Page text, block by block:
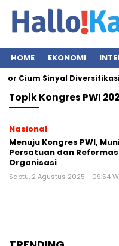
HOME EKONOMI
Cium Sinyal
TopikKongres PWI
Nasional
Menuju Kongres PWI,
Persatuan dan
Organisasi
Sabtu, 2 Agustus 2025 - 09:54